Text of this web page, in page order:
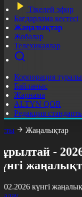
Тікелей эфир
Бағдарлама кестесі
Жаңалықтар
Жобалар
Телехикаялар
Корпорация туралы
Байланыс
Жарнама
ALTYN QOR
Редакция
Жаңалықтар
-
күнгі